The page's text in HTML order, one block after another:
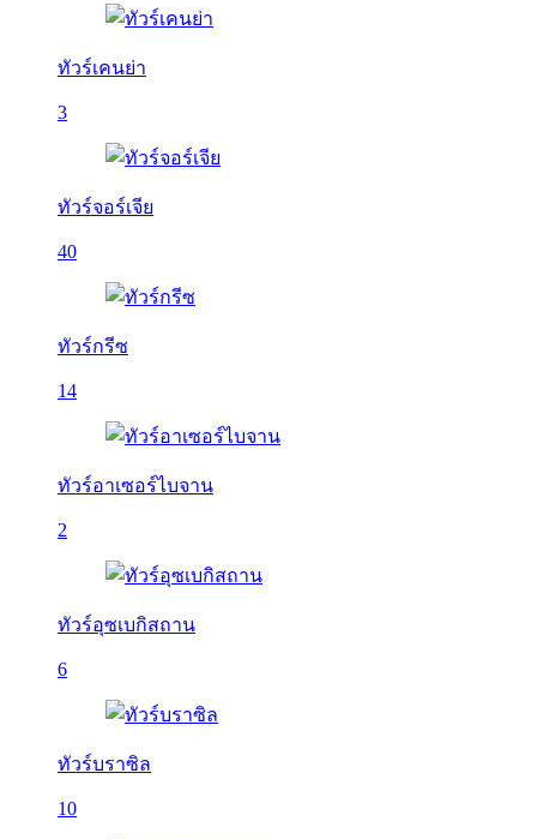
ทัวร์เคนย่า
3
ทัวร์จอร์เจีย
40
ทัวร์กรีซ
14
ทัวร์อาเซอร์ไบจาน
2
ทัวร์อุซเบกิสถาน
6
ทัวร์บราซิล
10